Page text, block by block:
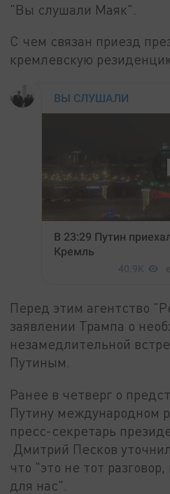
"Вы слушали Маяк".
С чем связан приезд
кремлевскую
Перед этим агентство
заявлении Трампа о
незамедлительной
Путиным.
Ранее в четверг о
Путину международном
пресс-секретарь
Дмитрий Песков
что "это не тот
для нас".